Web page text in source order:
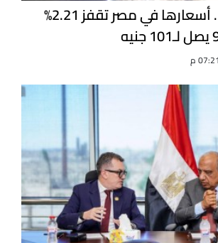
الفضة بتجري.. أسعارها في مصر تقفز 2.21%